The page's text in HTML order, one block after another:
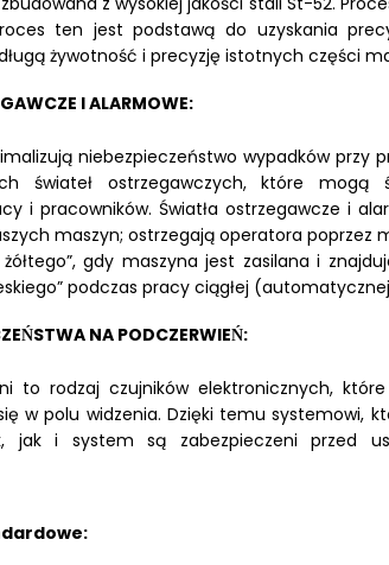
ten jest podstawą do uzyskania
żywotność i precyzję istotnych części
I ALARMOWE:
niebezpieczeństwo wypadków przy
świateł ostrzegawczych, które
i pracowników. Światła ostrzegawcze i
maszyn; ostrzegają operatora poprzez
gdy maszyna jest zasilana i
podczas pracy ciągłej
NA PODCZERWIEŃ:
to rodzaj czujników elektronicznych,
w polu widzenia. Dzięki temu systemowi,
jak i system są zabezpieczeni przed